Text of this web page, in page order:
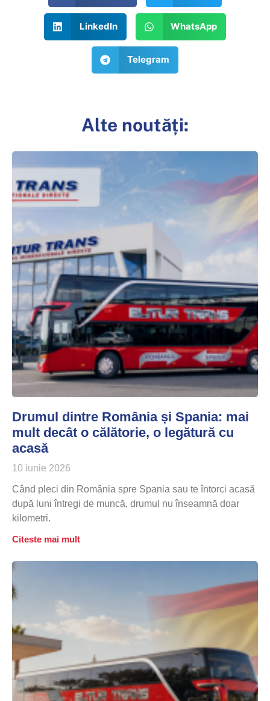
LinkedIn WhatsApp
Telegram
Alte noutăți:
Drumul dintre România și Spania: mai
mult decât o călătorie, o legătură cu
acasă
10 iunie 2026
Când pleci din România spre Spania sau te întorci acasă
după luni întregi de muncă, drumul nu înseamnă doar
kilometri.
Citeste mai mult